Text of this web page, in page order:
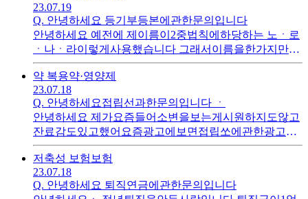
23.07.19
Q. 안녕하세요 등기부등본에관한문의입니다
안녕하세요 예전에 제이름이2중법칙에하당하는 노ㆍ로
ㆍ나ㆍ라이렇게사용했습니다 그래서이름을한가지만사
용할수있게바꾸었는데 아파트같은경우는바뀐이름으로
되어있는데 시골토지는잘동으로넘어가질않았네요 어떡
게바뀐이름으로넘기면될까요
약 복용약·영양제
23.07.18
Q. 안녕하세요접립선과한문의입니다 ㆍ
안녕하세요 제가요즘들어소변을보는게시원하지도않고
잔료감도있고했어요즘광고에보면접립쏘에관한광고가
많이나오는데 효과가있는지궁굼합니다 효과가있다면얼
마동안복용을해야되는지도요
저축성 보험 보험
23.07.18
Q. 안녕하세요 퇴직연금에관한문의입니다